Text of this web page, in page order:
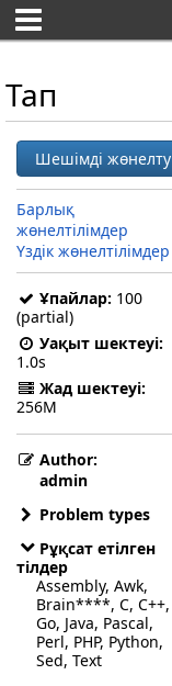
Тап
Шешімді жөнелту
Барлық
жөнелтілімдер
Үздік жөнелтілімдер
Ұпайлар: 100
(partial)
Уақыт шектеуі:
1.0s
Жад шектеуі:
256M
Author:
admin
Problem types
Рұқсат етілген
тілдер
Assembly, Awk,
Brain****, C, C++,
Go, Java, Pascal,
Perl, PHP, Python,
Sed, Text